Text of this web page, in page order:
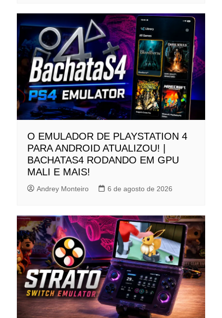
O EMULADOR DE PLAYSTATION 4
PARA ANDROID ATUALIZOU! |
BACHATAS4 RODANDO EM GPU
MALI E MAIS!
Andrey Monteiro 6 de agosto de 2026